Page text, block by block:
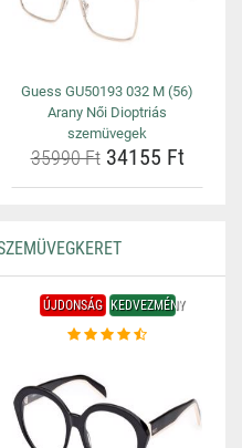
Guess GU50193 032 M (56)
Arany Női Dioptriás
szemüvegek
35990 Ft34155 Ft
ÚJDONSÁG KEDVEZMÉNY